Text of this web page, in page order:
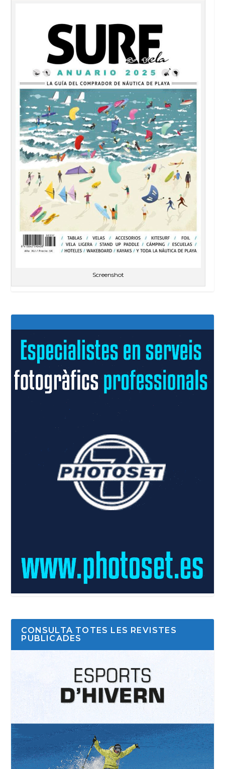
Screenshot
CONSULTA TOTES LES REVISTES
PUBLICADES